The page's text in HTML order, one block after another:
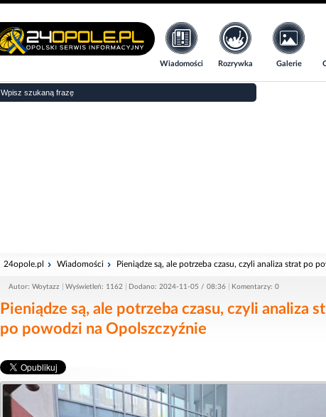
Wiadomości Rozrywka Galerie
24opole.pl Wiadomości Pieniądze są, ale potrzeba czasu, czyli analiza strat po
Autor: Woytazz Wyświetleń: 1162 Dodano: 2024-11-05 / 08:36 Komentarzy: 0
Pieniądze są, ale potrzeba czasu, czyli analiza
po powodzi na Opolszczyźnie